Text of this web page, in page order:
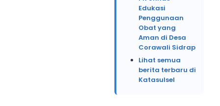
Edukasi
Penggunaan
Obat yang
Aman di Desa
Corawali Sidrap
Lihat semua
berita terbaru di
Katasulsel